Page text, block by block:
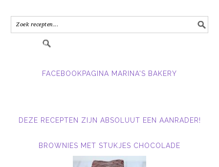
in.....
FACEBOOKPAGINA MARINA'S BAKERY
DEZE RECEPTEN ZIJN ABSOLUUT EEN AANRADER!
BROWNIES MET STUKJES CHOCOLADE